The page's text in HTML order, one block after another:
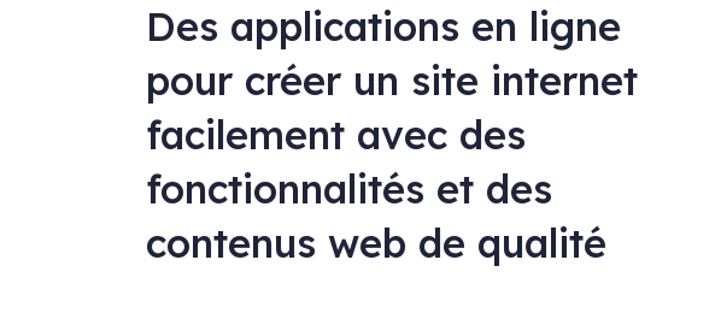
Des applications en ligne
pour créer un site internet
facilement avec des
fonctionnalités et des
contenus web de qualité